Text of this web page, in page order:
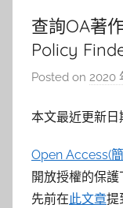
查詢OA著
Policy
Posted on 2020
本文最近更新日
Open Access(
開放授權的保
先前在此文章提